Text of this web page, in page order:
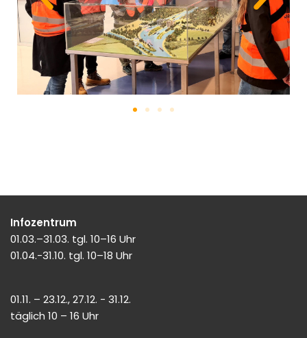
Infozentrum
01.03.–31.03. tgl. 10–16 Uhr
01.04.-31.10. tgl. 10–18 Uhr
01.11. – 23.12., 27.12. - 31.12.
täglich 10 – 16 Uhr